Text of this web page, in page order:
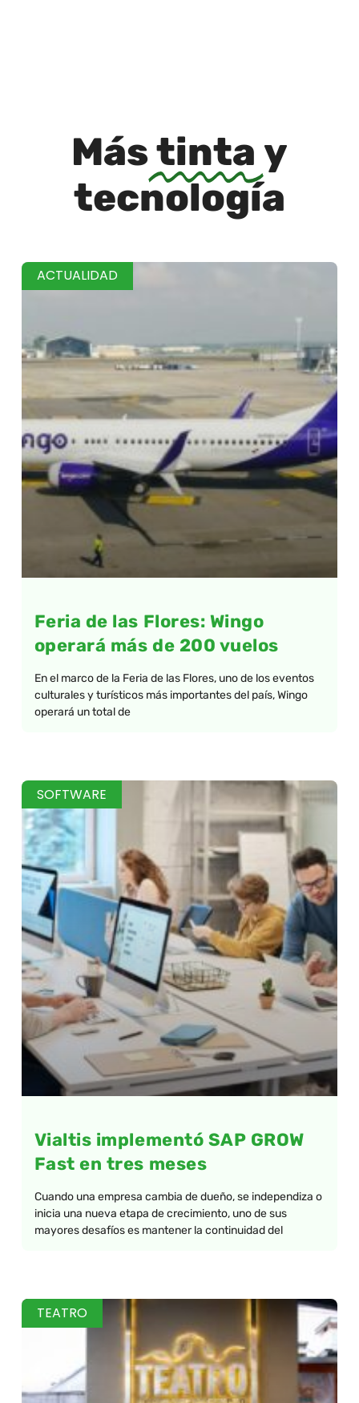
Mástinta y
tecnología
ACTUALIDAD
Feria de las Flores: Wingo
operará más de 200 vuelos
En el marco de la Feria de las Flores, uno de los eventos
culturales y turísticos más importantes del país, Wingo
operará un total de
SOFTWARE
Vialtis implementó SAP GROW
Fast en tres meses
Cuando una empresa cambia de dueño, se independiza o
inicia una nueva etapa de crecimiento, uno de sus
mayores desafíos es mantener la continuidad del
TEATRO